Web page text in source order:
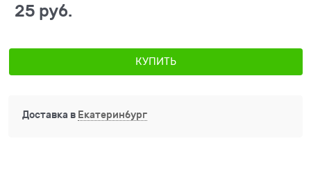
25 руб.
КУПИТЬ
Доставка в Екатеринбург